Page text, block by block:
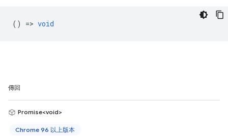
() => void
傳回
Promise<void>
Chrome 96 以上版本